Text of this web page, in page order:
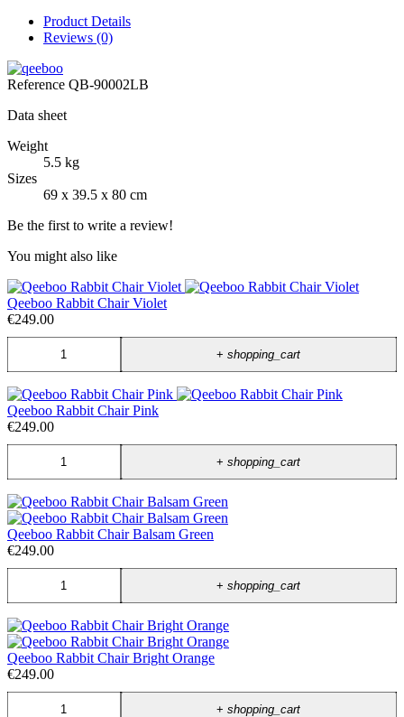
Product Details
Reviews (0)
Reference QB-90002LB
Data sheet
Weight
5.5 kg
Sizes
69 x 39.5 x 80 cm
Be the first to write a review!
You might also like
Qeeboo Rabbit Chair Violet
€249.00
+shopping_cart
Qeeboo Rabbit Chair Pink
€249.00
+shopping_cart
Qeeboo Rabbit Chair Balsam Green
€249.00
+shopping_cart
Qeeboo Rabbit Chair Bright Orange
€249.00
+shopping_cart